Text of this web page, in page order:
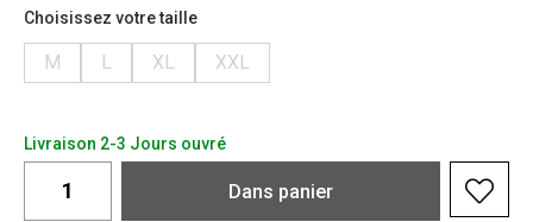
Choisissez votre taille
M L XL XXL
Livraison 2-3 Jours ouvré
Dans panier